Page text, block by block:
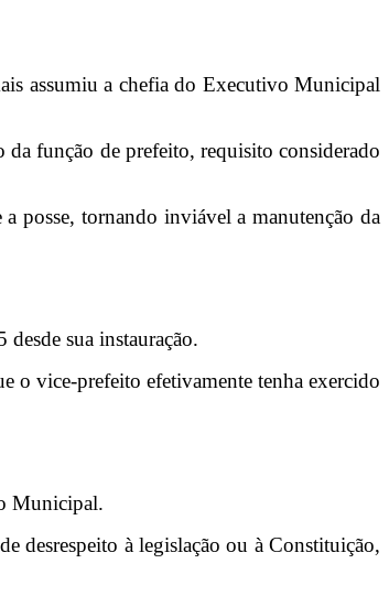
assumiu a chefia do Executivo Municipal
função de prefeito, requisito considerado
posse, tornando inviável a manutenção da
sua instauração.
o vice-prefeito efetivamente tenha exercido
Municipal.
desrespeito à legislação ou à Constituição,